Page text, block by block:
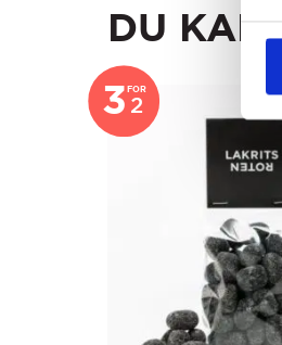
DU
3FOR
2